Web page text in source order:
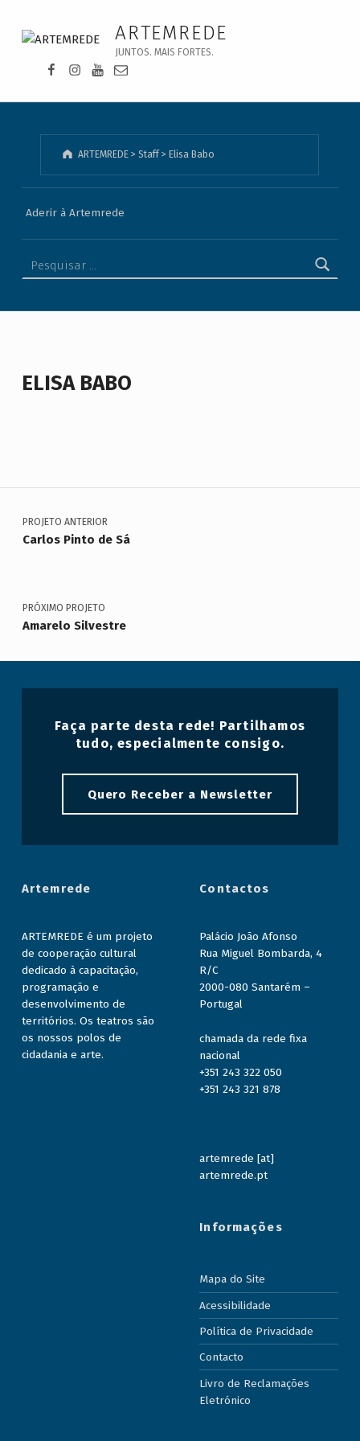
Elisa Babo - ARTEMREDE
ARTEMREDE
JUNTOS. MAIS FORTES.
Facebook da Artemrede
Instagram da Artemrede
Youtube da Artemrede
Email para artemrede@artemrede.pt
ARTEMREDE> Staff> Elisa Babo
Aderir à Artemrede
ELISA BABO
Navegação de artigos
PROJETO ANTERIOR
Carlos Pinto de Sá
PRÓXIMO PROJETO
Amarelo Silvestre
Faça parte desta rede! Partilhamos
tudo, especialmente consigo.
Quero Receber a Newsletter
Artemrede
ARTEMREDE é um projeto
de cooperação cultural
dedicado à capacitação,
programação e
desenvolvimento de
territórios. Os teatros são
os nossos polos de
cidadania e arte.
Contactos
Palácio João Afonso
Rua Miguel Bombarda, 4
R/C
2000-080 Santarém –
Portugal
chamada da rede fixa
nacional
+351 243 322 050
+351 243 321 878
artemrede [at]
artemrede.pt
Informações
Mapa do Site
Acessibilidade
Política de Privacidade
Contacto
Livro de Reclamações
Eletrónico